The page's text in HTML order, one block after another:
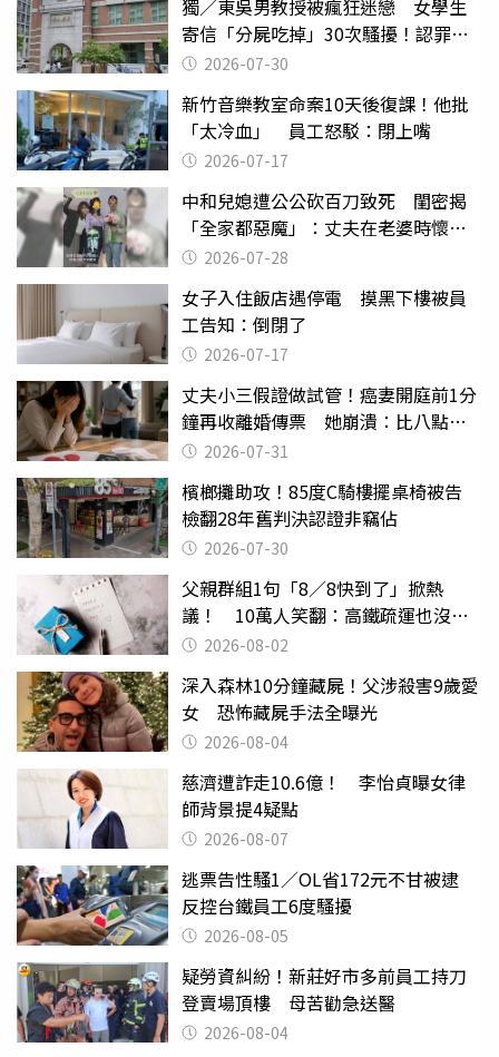
獨／東吳男教授被瘋狂迷戀 女學生
寄信「分屍吃掉」30次騷擾！認罪免
關 2026-07-30
新竹音樂教室命案10天後復課！他批
「太冷血」 員工怒駁：閉上嘴
2026-07-17
中和兒媳遭公公砍百刀致死 閨密揭
「全家都惡魔」：丈夫在老婆時懷孕
摔東西
2026-07-28
女子入住飯店遇停電 摸黑下樓被員
工告知：倒閉了
2026-07-17
丈夫小三假證做試管！癌妻開庭前1分
鐘再收離婚傳票 她崩潰：比八點檔
還扯2026-07-31
檳榔攤助攻！85度C騎樓擺桌椅被告
檢翻28年舊判決認證非竊佔
2026-07-30
父親群組1句「8／8快到了」掀熱
議！ 10萬人笑翻：高鐵疏運也沒列
父親節
2026-08-02
深入森林10分鐘藏屍！父涉殺害9歲愛
女 恐怖藏屍手法全曝光
2026-08-04
慈濟遭詐走10.6億！ 李怡貞曝女律
師背景提4疑點
2026-08-07
逃票告性騷1／OL省172元不甘被逮
反控台鐵員工6度騷擾
2026-08-05
疑勞資糾紛！新莊好市多前員工持刀
登賣場頂樓 母苦勸急送醫
2026-08-04